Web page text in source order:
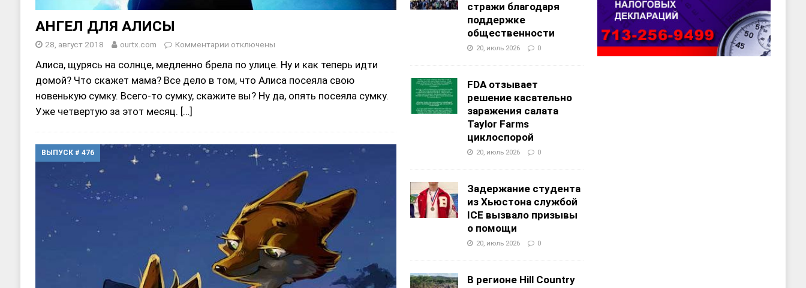
АНГЕЛ ДЛЯ АЛИСЫ
28, август 2018 ourtx.com Комментарии отключены
Алиса, щурясь на солнце, медленно брела по улице. Ну и как теперь идти
домой? Что скажет мама? Все дело в том, что Алиса посеяла свою
новенькую сумку. Всего-то сумку, скажите вы? Ну да, опять посеяла сумку.
Уже четвертую за этот месяц. […]
ВЫПУСК # 476
стражи благодаря
поддержке
общественности
20, июль 2026 0
FDA отзывает
решение касательно
заражения салата
Taylor Farms
циклоспорой
20, июль 2026 0
Задержание студента
из Хьюстона службой
ICE вызвало призывы
о помощи
20, июль 2026 0
В регионе Hill Country